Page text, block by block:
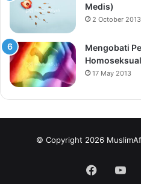
Medis)
2 October 2013
Mengobati
17 May 2013
© Copyright 2026